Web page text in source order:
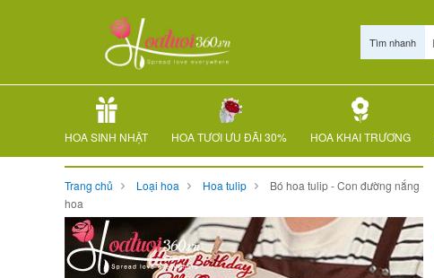
Tìm nhanh
HOA SINH NHẬT HOA TƯƠI ƯU ĐÃI 30% HOA KHAI TRƯƠNG
Trang chủ Loại hoa Hoa tulip
Bó hoa tulip - Con đường nắng
hoa